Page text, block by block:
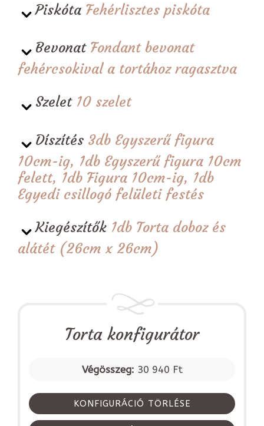
Piskóta Fehérlisztes piskóta
Bevonat Fondant bevonat
fehércsokival a tortához ragasztva
Szelet 10 szelet
Díszítés 3db Egyszerű figura
10cm-ig, 1db Egyszerű figura 10cm
felett, 1db Figura 10cm-ig, 1db
Egyedi csillogó felületi festés
Kiegészítők 1db Torta doboz és
alátét (26cm x 26cm)
Torta konfigurátor
Végösszeg: 30 940 Ft
KONFIGURÁCIÓ TÖRLÉSE